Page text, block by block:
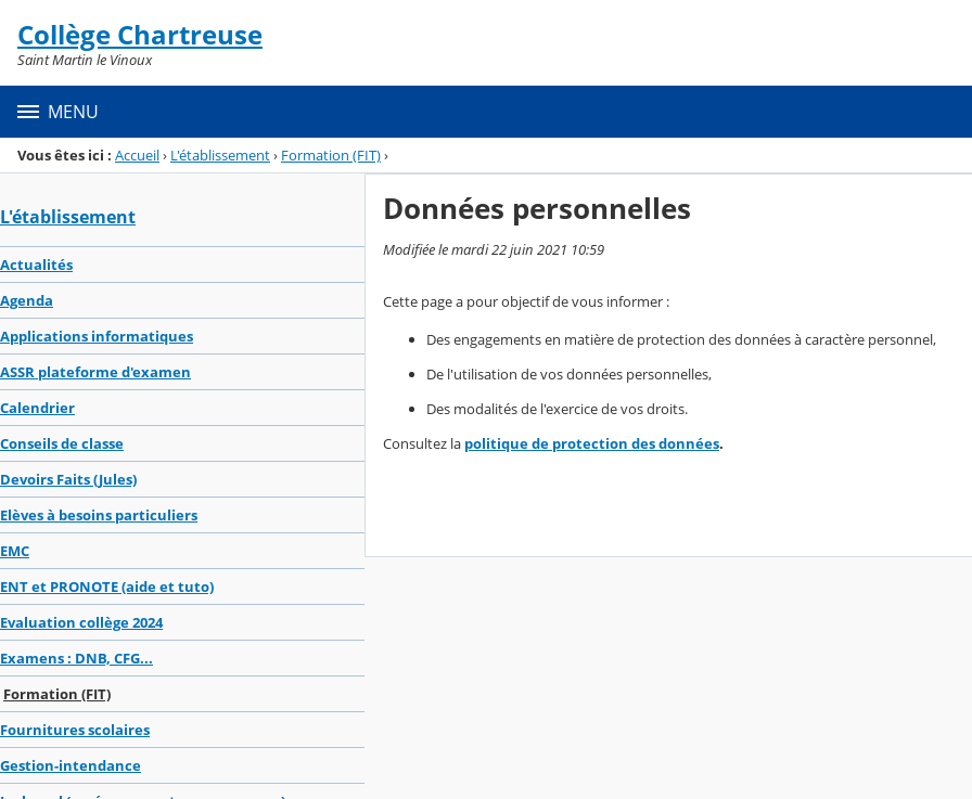
Menu de la rubrique
Contenu
Collège Chartreuse
Saint Martin le Vinoux
MENU
Vous êtes ici : Accueil› L'établissement› Formation (FIT)›
L'établissement
Actualités
Agenda
Applications informatiques
ASSR plateforme d'examen
Calendrier
Conseils de classe
Devoirs Faits (Jules)
Elèves à besoins particuliers
EMC
ENT et PRONOTE (aide et tuto)
Evaluation collège 2024
Examens : DNB, CFG...
Formation (FIT)
Fournitures scolaires
Gestion-intendance
Données personnelles
Modifiée le mardi 22 juin 2021 10:59
Cette page a pour objectif de vous informer :
Des engagements en matière de protection des données à caractère personnel,
De l'utilisation de vos données personnelles,
Des modalités de l'exercice de vos droits.
Consultez la politique de protection des données.